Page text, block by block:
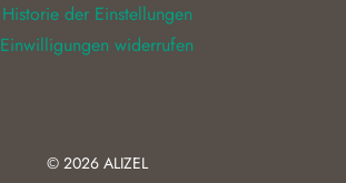
Historie der Einstellungen
Einwilligungen widerrufen
© 2026 ALIZEL